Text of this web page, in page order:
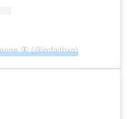
🦋 (@imfaithxo)